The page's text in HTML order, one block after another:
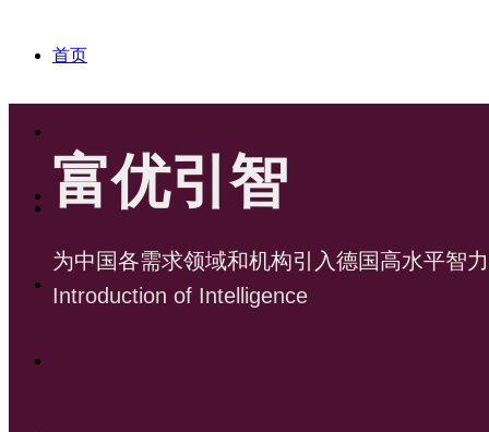
首页
富优服务
富优德语
富优伙伴
富优引智
为中国各需求领域和机构引入德国高水平智
Introduction of Intelligence